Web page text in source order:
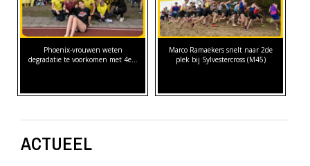
Phoenix-vrouwen weten
degradatie te voorkomen met 4e…
Marco Ramaekers snelt naar 2de
plek bij Sylvestercross (M45)
ACTUEEL